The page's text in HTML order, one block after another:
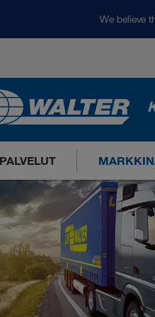
We believe